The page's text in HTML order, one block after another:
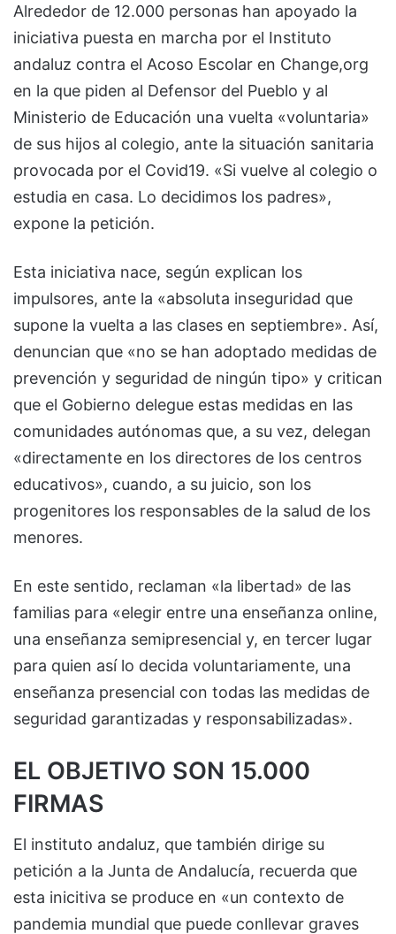
Alrededor de 12.000 personas han apoyado la
iniciativa puesta en marcha por el Instituto
andaluz contra el Acoso Escolar en Change,org
en la que piden al Defensor del Pueblo y al
Ministerio de Educación una vuelta «voluntaria»
de sus hijos al colegio, ante la situación sanitaria
provocada por el Covid19. «Si vuelve al colegio o
estudia en casa. Lo decidimos los padres»,
expone la petición.
Esta iniciativa nace, según explican los
impulsores, ante la «absoluta inseguridad que
supone la vuelta a las clases en septiembre». Así,
denuncian que «no se han adoptado medidas de
prevención y seguridad de ningún tipo» y critican
que el Gobierno delegue estas medidas en las
comunidades autónomas que, a su vez, delegan
«directamente en los directores de los centros
educativos», cuando, a su juicio, son los
progenitores los responsables de la salud de los
menores.
En este sentido, reclaman «la libertad» de las
familias para «elegir entre una enseñanza online,
una enseñanza semipresencial y, en tercer lugar
para quien así lo decida voluntariamente, una
enseñanza presencial con todas las medidas de
seguridad garantizadas y responsabilizadas».
EL OBJETIVO SON 15.000
FIRMAS
El instituto andaluz, que también dirige su
petición a la Junta de Andalucía, recuerda que
esta inicitiva se produce en «un contexto de
pandemia mundial que puede conllevar graves